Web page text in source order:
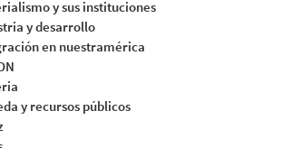
y sus instituciones
y desarrollo
en nuestramérica
y recursos públicos